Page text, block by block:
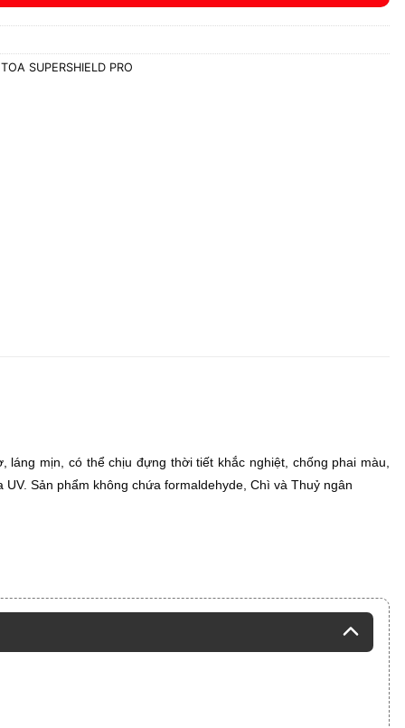
TOA SUPERSHIELD PRO
mịn, có thể chịu đựng thời tiết khắc nghiệt, chống phai màu,
Sản phẩm không chứa formaldehyde, Chì và Thuỷ ngân